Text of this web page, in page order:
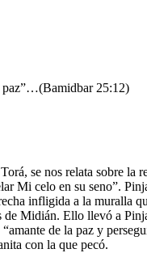
paz”…(Bamidbar 25:12)
se nos relata sobre la
Mi celo en su seno”.
infligida a la muralla
de Midián. Ello llevó a
de la paz y
con la que pecó.